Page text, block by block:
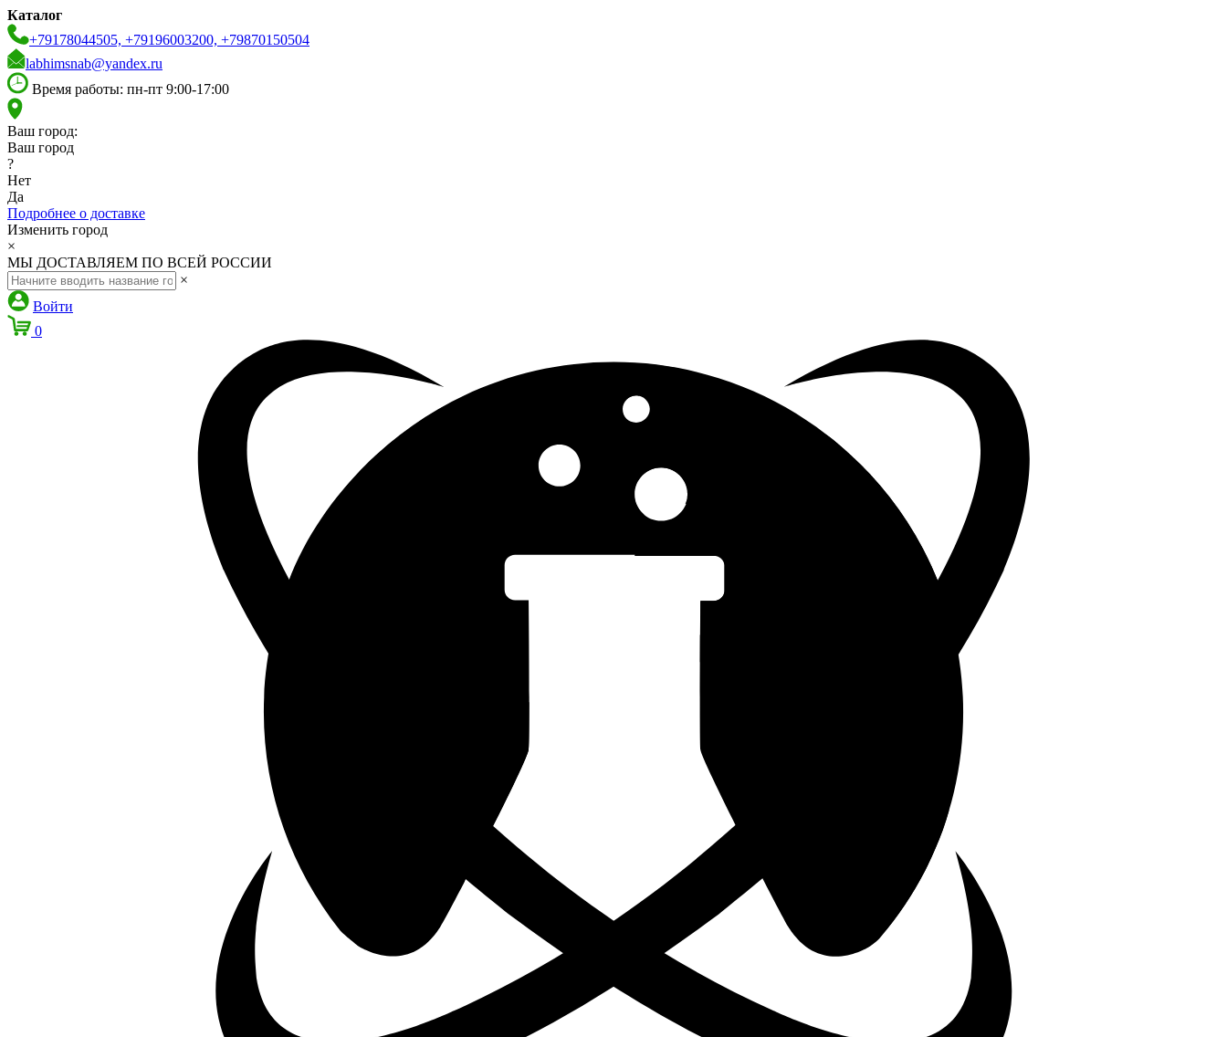
Каталог
+79178044505, +79196003200, +79870150504
labhimsnab@yandex.ru
Время работы: пн-пт 9:00-17:00
Ваш город:
Ваш город
?
Нет
Да
Подробнее о доставке
Изменить город
×
МЫ ДОСТАВЛЯЕМ ПО ВСЕЙ РОССИИ
×
Войти
0